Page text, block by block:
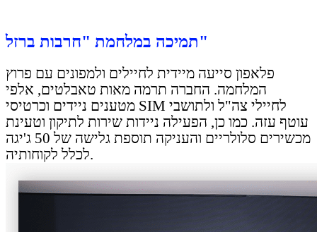
תמיכה במלחמת "חרבות ברזל"
פלאפון סייעה מיידית לחיילים ולמפונים עם פרוץ
המלחמה. החברה תרמה מאות טאבלטים, אלפי
מטענים ניידים וכרטיסי SIM לחיילי צה"ל ולתושבי
עוטף עזה. כמו כן, הפעילה ניידות שירות לתיקון וטעינת
מכשירים סלולריים והעניקה תוספת גלישה של 50 ג'יגה
לכלל לקוחותיה.